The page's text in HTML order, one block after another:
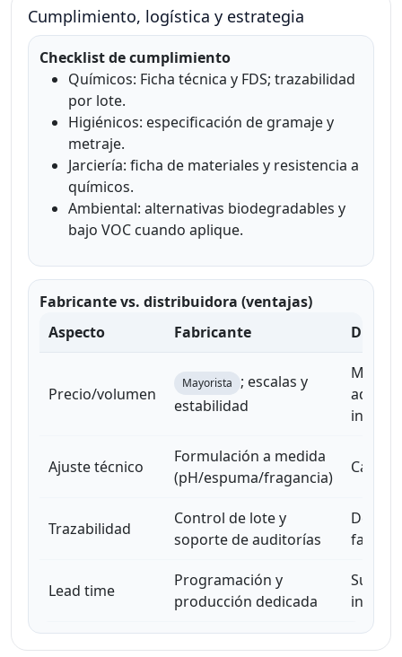
Cumplimiento, logística y estrategia
Checklist de cumplimiento
Químicos: Ficha técnica y FDS; trazabilidad
por lote.
Higiénicos: especificación de gramaje y
metraje.
Jarciería: ficha de materiales y resistencia a
químicos.
Ambiental: alternativas biodegradables y
bajo VOC cuando aplique.
Fabricante vs. distribuidora (ventajas)
Aspecto
Fabricante
Precio/volumen
Mayorista
; escalas y
estabilidad
Ajuste técnico
Formulación a medida
(pH/espuma/fragancia)
Trazabilidad
Control de lote y
soporte de auditorías
Lead time
Programación y
producción dedicada
Sujeto